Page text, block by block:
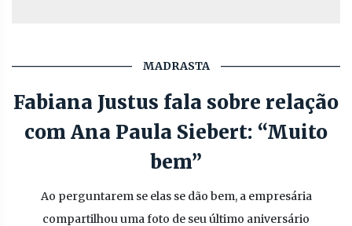
MADRASTA
Fabiana Justus fala sobre relação
com Ana Paula Siebert: “Muito
bem”
Ao perguntarem se elas se dão bem, a empresária
compartilhou uma foto de seu último aniversário